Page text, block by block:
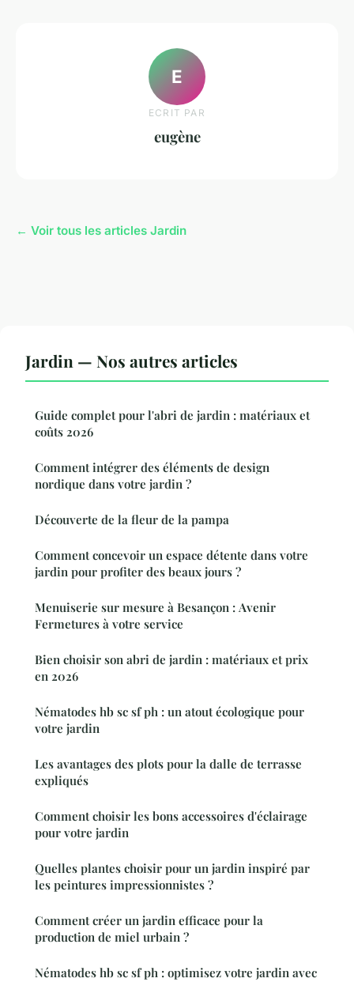
E
ECRIT PAR
eugène
← Voir tous les articles Jardin
Jardin — Nos autres articles
Guide complet pour l'abri de jardin : matériaux et
coûts 2026
Comment intégrer des éléments de design
nordique dans votre jardin ?
Découverte de la fleur de la pampa
Comment concevoir un espace détente dans votre
jardin pour profiter des beaux jours ?
Menuiserie sur mesure à Besançon : Avenir
Fermetures à votre service
Bien choisir son abri de jardin : matériaux et prix
en 2026
Nématodes hb sc sf ph : un atout écologique pour
votre jardin
Les avantages des plots pour la dalle de terrasse
expliqués
Comment choisir les bons accessoires d'éclairage
pour votre jardin
Quelles plantes choisir pour un jardin inspiré par
les peintures impressionnistes ?
Comment créer un jardin efficace pour la
production de miel urbain ?
Nématodes hb sc sf ph : optimisez votre jardin avec